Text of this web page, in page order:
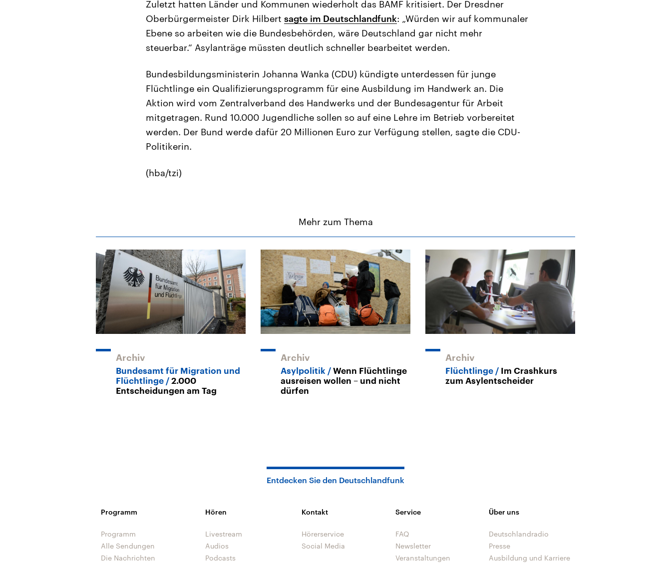
Zuletzt hatten Länder und Kommunen wiederholt das BAMF kritisiert. Der Dresdner
Oberbürgermeister Dirk Hilbert sagte im Deutschlandfunk: „Würden wir auf kommunaler
Ebene so arbeiten wie die Bundesbehörden, wäre Deutschland gar nicht mehr
steuerbar.“ Asylanträge müssten deutlich schneller bearbeitet werden.
Bundesbildungsministerin Johanna Wanka (CDU) kündigte unterdessen für junge
Flüchtlinge ein Qualifizierungsprogramm für eine Ausbildung im Handwerk an. Die
Aktion wird vom Zentralverband des Handwerks und der Bundesagentur für Arbeit
mitgetragen. Rund 10.000 Jugendliche sollen so auf eine Lehre im Betrieb vorbereitet
werden. Der Bund werde dafür 20 Millionen Euro zur Verfügung stellen, sagte die CDU-
Politikerin.
(hba/tzi)
Mehr zum Thema
Archiv
Bundesamt für Migration und
Flüchtlinge
2.000
Entscheidungen am Tag
Archiv
Asylpolitik
Wenn Flüchtlinge
ausreisen wollen – und nicht
dürfen
Archiv
Flüchtlinge
Im Crashkurs
zum Asylentscheider
Entdecken Sie den Deutschlandfunk
Programm
Programm
Alle Sendungen
Die Nachrichten
Hören
Livestream
Audios
Podcasts
Kontakt
Hörerservice
Social Media
Service
FAQ
Newsletter
Veranstaltungen
Über uns
Deutschlandradio
Presse
Ausbildung und Karriere